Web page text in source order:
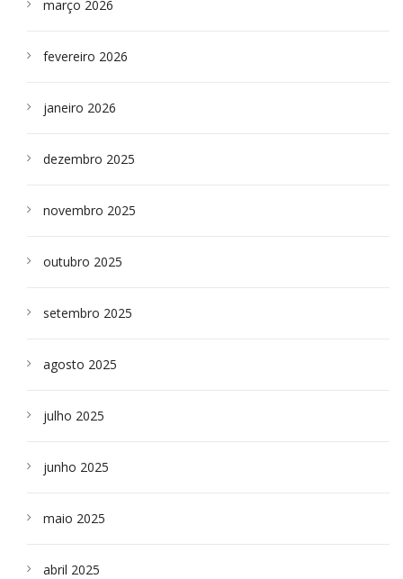
março 2026
fevereiro 2026
janeiro 2026
dezembro 2025
novembro 2025
outubro 2025
setembro 2025
agosto 2025
julho 2025
junho 2025
maio 2025
abril 2025